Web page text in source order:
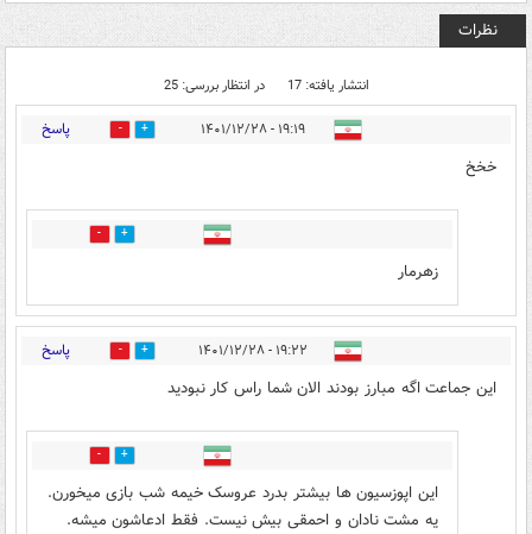
نظرات
انتشار یافته: 17 در انتظار بررسی: 25
۱۹:۱۹ - ۱۴۰۱/۱۲/۲۸ 6 پاسخ
خخخ
0
زهرمار
۱۹:۲۲ - ۱۴۰۱/۱۲/۲۸ 8 پاسخ
این جماعت اگه مبارز بودند الان شما راس کار نبودید
25
این اپوزسیون ها بیشتر بدرد عروسک خیمه شب بازی میخورن.
یه مشت نادان و احمقی بیش نیست. فقط ادعاشون میشه.